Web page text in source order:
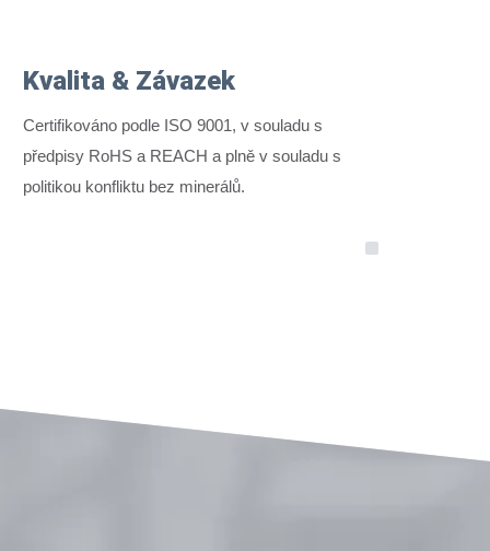
Kvalita & Závazek
Certifikováno podle ISO 9001, v souladu s
předpisy RoHS a REACH a plně v souladu s
politikou konfliktu bez minerálů.